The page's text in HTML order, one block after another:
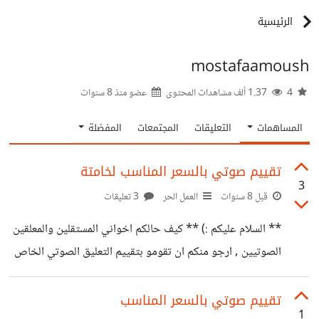
الرئيسية
mostafaamoush
عضو منذ8 سنوات
المساهمات التعليقات المجتمعات المفضلة
3
تقييم صوتي بالسعر المناسب لخامتة
قبل 8 سنوات العمل الحر
** السلام عليكم :) ** كيف حالكم اخواني المستقلين والمعلقين
الصوتيين , ارجو منكم ان تقومو بتقييم التعليق الصوتي الخاص
بي ووضع السعر المناسب للدقيقة , انا بالفعل اعمل علي خمسات
ومستقل والعديد من مواقع الفري لانس لكن حابب اعرف هل
تقييم صوتي بالسعر المناسب